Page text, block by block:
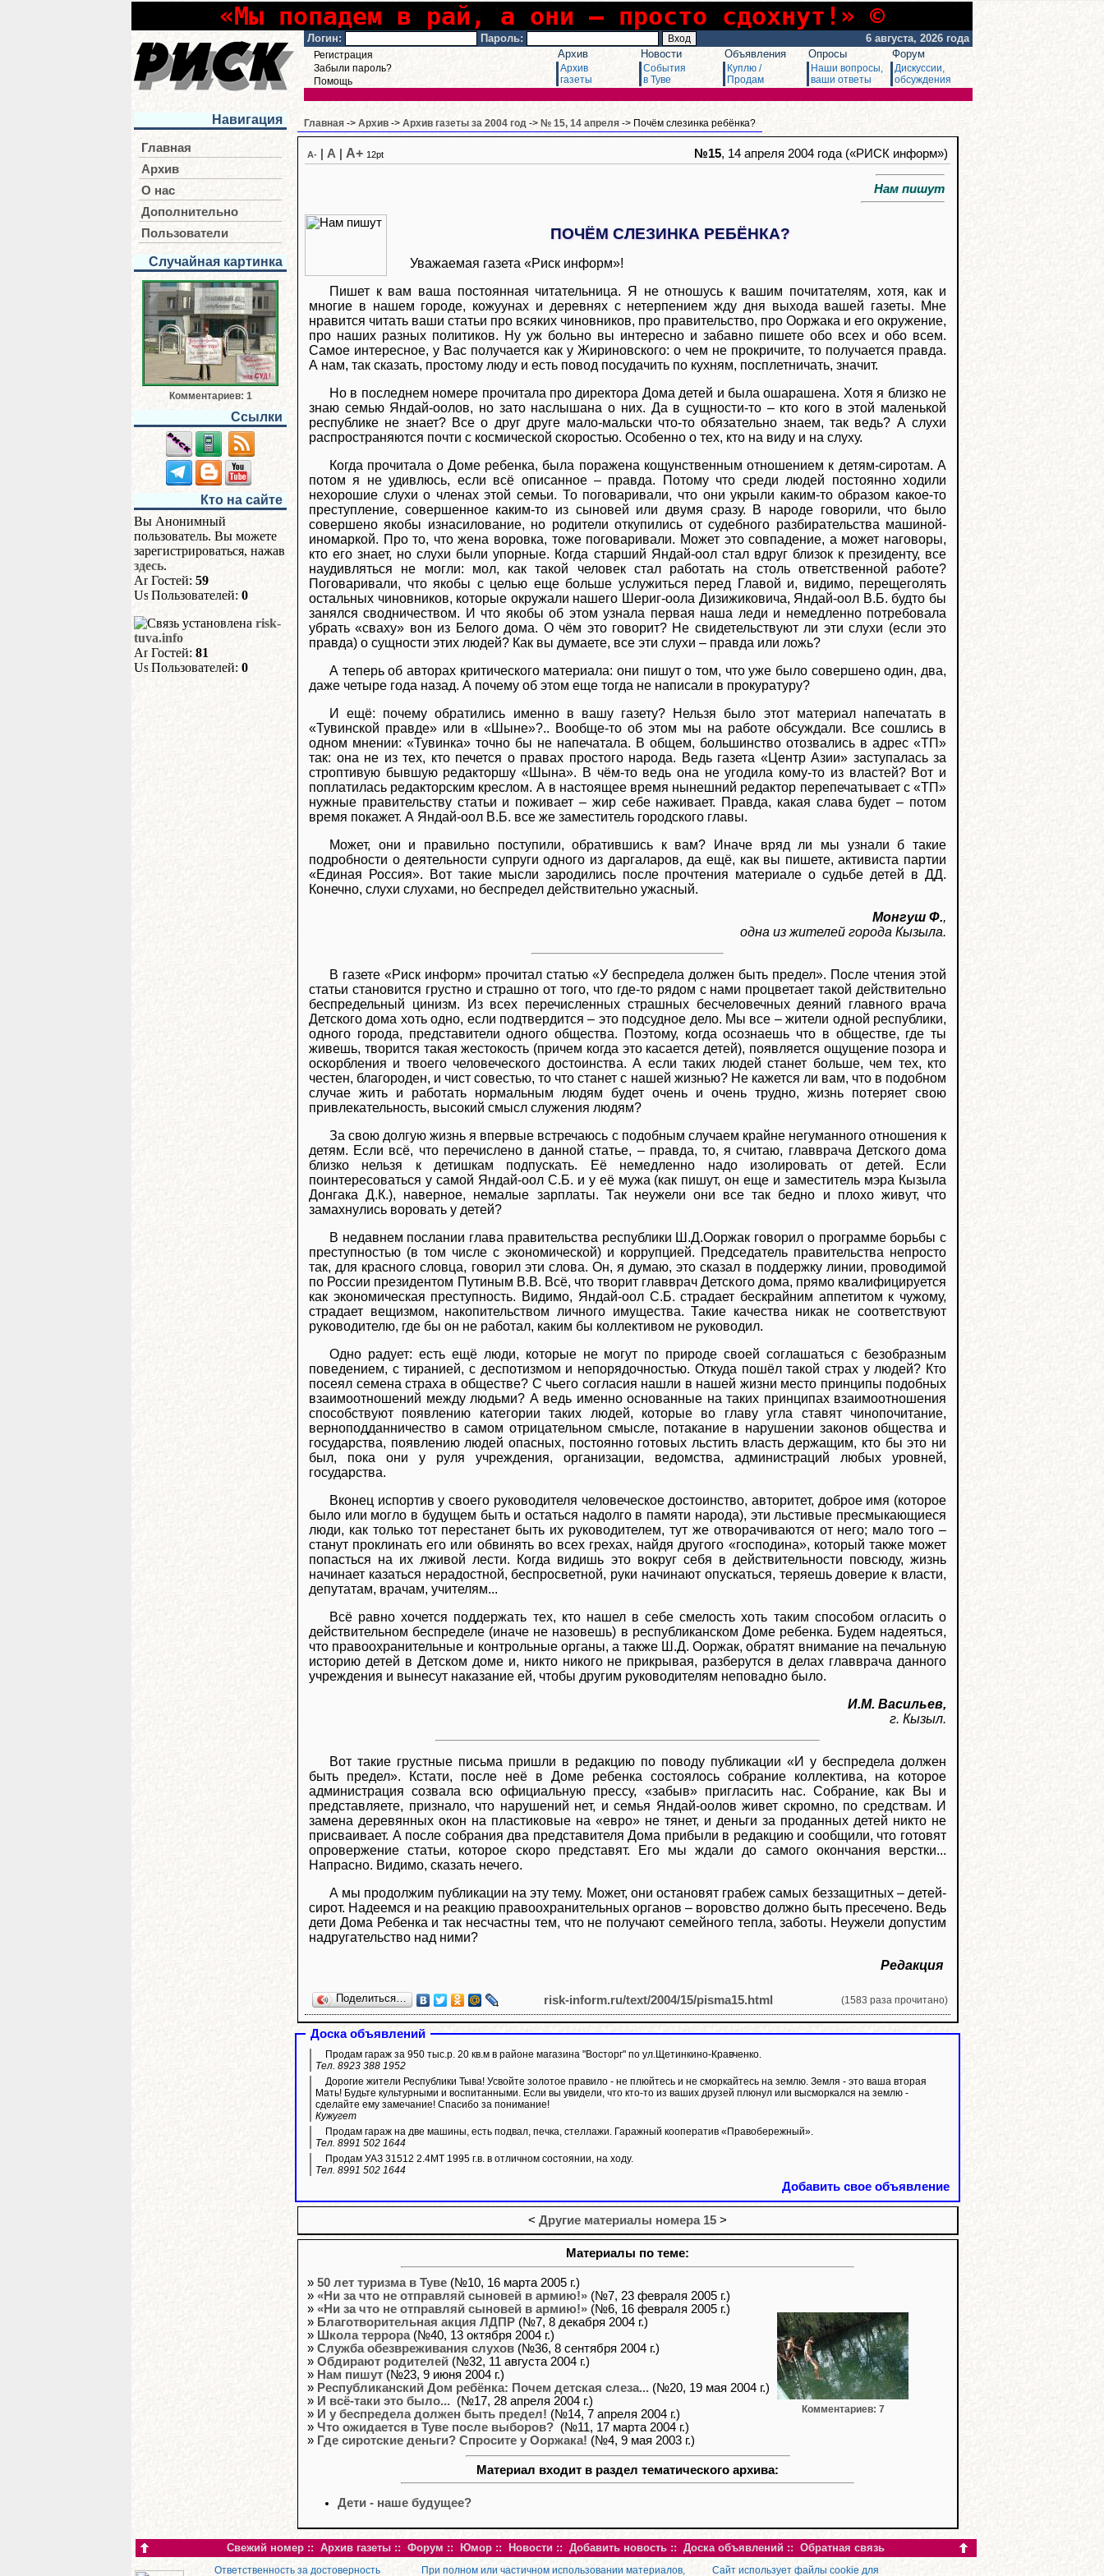
«Мы попадем в рай, а они – просто сдохнут!» ©
Логин: Пароль: 6 августа, 2026 года
Регистрация
Забыли пароль?
Помощь
Архив
Архив
газеты
Новости
События
в Туве
Объявления
Куплю /
Продам
Опросы
Наши вопросы,
ваши ответы
Форум
Дискуссии,
обсуждения
Навигация
Главная
Архив
О нас
Дополнительно
Пользователи
Случайная картинка
Комментариев: 1
Ссылки
Кто на сайте
Вы Анонимный
пользователь. Вы можете
зарегистрироваться, нажав
здесь.
Гостей: 59
Пользователей: 0
risk-
tuva.info
Гостей: 81
Пользователей: 0
Главная -> Архив -> Архив газеты за 2004 год -> № 15, 14 апреля -> Почём слезинка ребёнка?
A- A A+ 12pt №15, 14 апреля 2004 года («РИСК информ»)
Нам пишут
ПОЧЁМ СЛЕЗИНКА РЕБЁНКА?
Уважаемая газета «Риск информ»!
Пишет к вам ваша постоянная читательница. Я не отношусь к вашим почитателям, хотя, как и
многие в нашем городе, кожуунах и деревнях с нетерпением жду дня выхода вашей газеты. Мне
нравится читать ваши статьи про всяких чиновников, про правительство, про Ооржака и его окружение,
про наших разных политиков. Ну уж больно вы интересно и забавно пишете обо всех и обо всем.
Самое интересное, у Вас получается как у Жириновского: о чем не прокричите, то получается правда.
А нам, так сказать, простому люду и есть повод посудачить по кухням, посплетничать, значит.
Но в последнем номере прочитала про директора Дома детей и была ошарашена. Хотя я близко не
знаю семью Яндай-оолов, но зато наслышана о них. Да в сущности-то – кто кого в этой маленькой
республике не знает? Все о друг друге мало-мальски что-то обязательно знаем, так ведь? А слухи
распространяются почти с космической скоростью. Особенно о тех, кто на виду и на слуху.
Когда прочитала о Доме ребенка, была поражена кощунственным отношением к детям-сиротам. А
потом я не удивлюсь, если всё описанное – правда. Потому что среди людей постоянно ходили
нехорошие слухи о членах этой семьи. То поговаривали, что они укрыли каким-то образом какое-то
преступление, совершенное каким-то из сыновей или двумя сразу. В народе говорили, что было
совершено якобы изнасилование, но родители откупились от судебного разбирательства машиной-
иномаркой. Про то, что жена воровка, тоже поговаривали. Может это совпадение, а может наговоры,
кто его знает, но слухи были упорные. Когда старший Яндай-оол стал вдруг близок к президенту, все
наудивляться не могли: мол, как такой человек стал работать на столь ответственной работе?
Поговаривали, что якобы с целью еще больше услужиться перед Главой и, видимо, перещеголять
остальных чиновников, которые окружали нашего Шериг-оола Дизижиковича, Яндай-оол В.Б. будто бы
занялся сводничеством. И что якобы об этом узнала первая наша леди и немедленно потребовала
убрать «сваху» вон из Белого дома. О чём это говорит? Не свидетельствуют ли эти слухи (если это
правда) о сущности этих людей? Как вы думаете, все эти слухи – правда или ложь?
А теперь об авторах критического материала: они пишут о том, что уже было совершено один, два,
даже четыре года назад. А почему об этом еще тогда не написали в прокуратуру?
И ещё: почему обратились именно в вашу газету? Нельзя было этот материал напечатать в
«Тувинской правде» или в «Шыне»?.. Вообще-то об этом мы на работе обсуждали. Все сошлись в
одном мнении: «Тувинка» точно бы не напечатала. В общем, большинство отозвались в адрес «ТП»
так: она не из тех, кто печется о правах простого народа. Ведь газета «Центр Азии» заступалась за
строптивую бывшую редакторшу «Шына». В чём-то ведь она не угодила кому-то из властей? Вот и
поплатилась редакторским креслом. А в настоящее время нынешний редактор перепечатывает с «ТП»
нужные правительству статьи и поживает – жир себе наживает. Правда, какая слава будет – потом
время покажет. А Яндай-оол В.Б. все же заместитель городского главы.
Может, они и правильно поступили, обратившись к вам? Иначе вряд ли мы узнали б такие
подробности о деятельности супруги одного из даргаларов, да ещё, как вы пишете, активиста партии
«Единая Россия». Вот такие мысли зародились после прочтения материале о судьбе детей в ДД.
Конечно, слухи слухами, но беспредел действительно ужасный.
Монгуш Ф.,
одна из жителей города Кызыла.
В газете «Риск информ» прочитал статью «У беспредела должен быть предел». После чтения этой
статьи становится грустно и страшно от того, что где-то рядом с нами процветает такой действительно
беспредельный цинизм. Из всех перечисленных страшных бесчеловечных деяний главного врача
Детского дома хоть одно, если подтвердится – это подсудное дело. Мы все – жители одной республики,
одного города, представители одного общества. Поэтому, когда осознаешь что в обществе, где ты
живешь, творится такая жестокость (причем когда это касается детей), появляется ощущение позора и
оскорбления и твоего человеческого достоинства. А если таких людей станет больше, чем тех, кто
честен, благороден, и чист совестью, то что станет с нашей жизнью? Не кажется ли вам, что в подобном
случае жить и работать нормальным людям будет очень и очень трудно, жизнь потеряет свою
привлекательность, высокий смысл служения людям?
За свою долгую жизнь я впервые встречаюсь с подобным случаем крайне негуманного отношения к
детям. Если всё, что перечислено в данной статье, – правда, то, я считаю, главврача Детского дома
близко нельзя к детишкам подпускать. Её немедленно надо изолировать от детей. Если
поинтересоваться у самой Яндай-оол С.Б. и у её мужа (как пишут, он еще и заместитель мэра Кызыла
Донгака Д.К.), наверное, немалые зарплаты. Так неужели они все так бедно и плохо живут, что
замахнулись воровать у детей?
В недавнем послании глава правительства республики Ш.Д.Ооржак говорил о программе борьбы с
преступностью (в том числе с экономической) и коррупцией. Председатель правительства непросто
так, для красного словца, говорил эти слова. Он, я думаю, это сказал в поддержку линии, проводимой
по России президентом Путиным В.В. Всё, что творит главврач Детского дома, прямо квалифицируется
как экономическая преступность. Видимо, Яндай-оол С.Б. страдает бескрайним аппетитом к чужому,
страдает вещизмом, накопительством личного имущества. Такие качества никак не соответствуют
руководителю, где бы он не работал, каким бы коллективом не руководил.
Одно радует: есть ещё люди, которые не могут по природе своей соглашаться с безобразным
поведением, с тиранией, с деспотизмом и непорядочностью. Откуда пошёл такой страх у людей? Кто
посеял семена страха в обществе? С чьего согласия нашли в нашей жизни место принципы подобных
взаимоотношений между людьми? А ведь именно основанные на таких принципах взаимоотношения
способствуют появлению категории таких людей, которые во главу угла ставят чинопочитание,
верноподданничество в самом отрицательном смысле, потакание в нарушении законов общества и
государства, появлению людей опасных, постоянно готовых льстить власть держащим, кто бы это ни
был, пока они у руля учреждения, организации, ведомства, администраций любых уровней,
государства.
Вконец испортив у своего руководителя человеческое достоинство, авторитет, доброе имя (которое
было или могло в будущем быть и остаться надолго в памяти народа), эти льстивые пресмыкающиеся
люди, как только тот перестанет быть их руководителем, тут же отворачиваются от него; мало того –
станут проклинать его или обвинять во всех грехах, найдя другого «господина», который также может
попасться на их лживой лести. Когда видишь это вокруг себя в действительности повсюду, жизнь
начинает казаться нерадостной, беспросветной, руки начинают опускаться, теряешь доверие к власти,
депутатам, врачам, учителям...
Всё равно хочется поддержать тех, кто нашел в себе смелость хоть таким способом огласить о
действительном беспределе (иначе не назовешь) в республиканском Доме ребенка. Будем надеяться,
что правоохранительные и контрольные органы, а также Ш.Д. Ооржак, обратят внимание на печальную
историю детей в Детском доме и, никто никого не прикрывая, разберутся в делах главврача данного
учреждения и вынесут наказание ей, чтобы другим руководителям неповадно было.
И.М. Васильев,
г. Кызыл.
Вот такие грустные письма пришли в редакцию по поводу публикации «И у беспредела должен
быть предел». Кстати, после неё в Доме ребенка состоялось собрание коллектива, на которое
администрация созвала всю официальную прессу, «забыв» пригласить нас. Собрание, как Вы и
представляете, признало, что нарушений нет, и семья Яндай-оолов живет скромно, по средствам. И
замена деревянных окон на пластиковые на «евро» не тянет, и деньги за проданных детей никто не
присваивает. А после собрания два представителя Дома прибыли в редакцию и сообщили, что готовят
опровержение статьи, которое скоро представят. Его мы ждали до самого окончания верстки...
Напрасно. Видимо, сказать нечего.
А мы продолжим публикации на эту тему. Может, они остановят грабеж самых беззащитных – детей-
сирот. Надеемся и на реакцию правоохранительных органов – воровство должно быть пресечено. Ведь
дети Дома Ребенка и так несчастны тем, что не получают семейного тепла, заботы. Неужели допустим
надругательство над ними?
Редакция
Поделиться… risk-inform.ru/text/2004/15/pisma15.html (1583 раза прочитано)
Доска объявлений
Продам гараж за 950 тыс.р. 20 кв.м в районе магазина "Восторг" по ул.Щетинкино-Кравченко.
Тел. 8923 388 1952
Дорогие жители Республики Тыва! Усвойте золотое правило - не плюйтесь и не сморкайтесь на землю. Земля - это ваша вторая
Мать! Будьте культурными и воспитанными. Если вы увидели, что кто-то из ваших друзей плюнул или высморкался на землю -
сделайте ему замечание! Спасибо за понимание!
Кужугет
Продам гараж на две машины, есть подвал, печка, стеллажи. Гаражный кооператив «Правобережный».
Тел. 8991 502 1644
Продам УАЗ 31512 2.4МТ 1995 г.в. в отличном состоянии, на ходу.
Тел. 8991 502 1644
Добавить свое объявление
< Другие материалы номера 15 >
Материалы по теме:
» 50 лет туризма в Туве (№10, 16 марта 2005 г.)
» «Ни за что не отправляй сыновей в армию!» (№7, 23 февраля 2005 г.)
» «Ни за что не отправляй сыновей в армию!» (№6, 16 февраля 2005 г.)
» Благотворительная акция ЛДПР (№7, 8 декабря 2004 г.)
» Школа террора(№40, 13 октября 2004 г.)
» Cлужба обезвреживания слухов (№36, 8 сентября 2004 г.)
» Обдирают родителей (№32, 11 августа 2004 г.)
» Нам пишут (№23, 9 июня 2004 г.)
» Республиканский Дом ребёнка: Почем детская слеза... (№20, 19 мая 2004 г.)
» И всё-таки это было... (№17, 28 апреля 2004 г.)
» И у беспредела должен быть предел! (№14, 7 апреля 2004 г.)
» Что ожидается в Туве после выборов? (№11, 17 марта 2004 г.)
» Где сиротские деньги? Спросите у Ооржака! (№4, 9 мая 2003 г.)
Комментариев: 7
Материал входит в раздел тематического архива:
Дети - наше будущее?
Свежий номер :: Архив газеты :: Форум :: Юмор :: Новости :: Добавить новость :: Доска объявлений :: Обратная связь
Ответственность за достоверность При полном или частичном использовании материалов, Сайт использует файлы cookie для